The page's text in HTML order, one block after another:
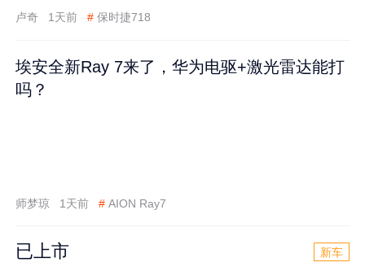
卢奇 1天前 # 保时捷718
埃安全新Ray 7来了，华为电驱+激光雷达能打
吗？
师梦琼 1天前 # AION Ray7
已上市 新车